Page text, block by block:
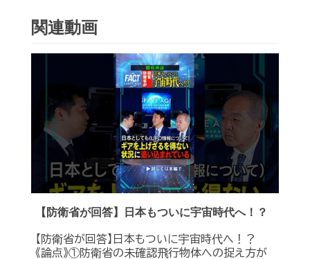
関連動画
【防衛省が回答】日本もついに宇宙時代へ！？
【防衛省が回答】日本もついに宇宙時代へ！？
《論点》①防衛省の未確認飛行物体への捉え方が